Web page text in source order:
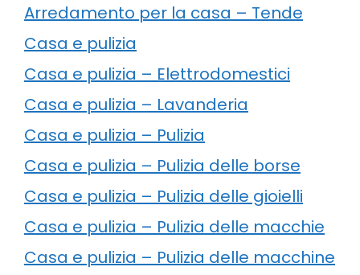
Arredamento per la casa – Tende
Casa e pulizia
Casa e pulizia – Elettrodomestici
Casa e pulizia – Lavanderia
Casa e pulizia – Pulizia
Casa e pulizia – Pulizia delle borse
Casa e pulizia – Pulizia delle gioielli
Casa e pulizia – Pulizia delle macchie
Casa e pulizia – Pulizia delle macchine